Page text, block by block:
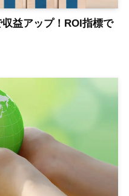
益アップ！ROI指標で